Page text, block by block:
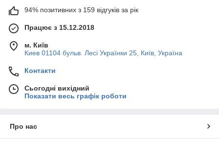
94% позитивних з 159 відгуків за рік
Працює з 15.12.2018
м. Київ
Киев 01104 бульв. Лесі Українки 25, Київ, Україна
Контакти
Сьогодні вихідний
Показати весь графік роботи
Про нас